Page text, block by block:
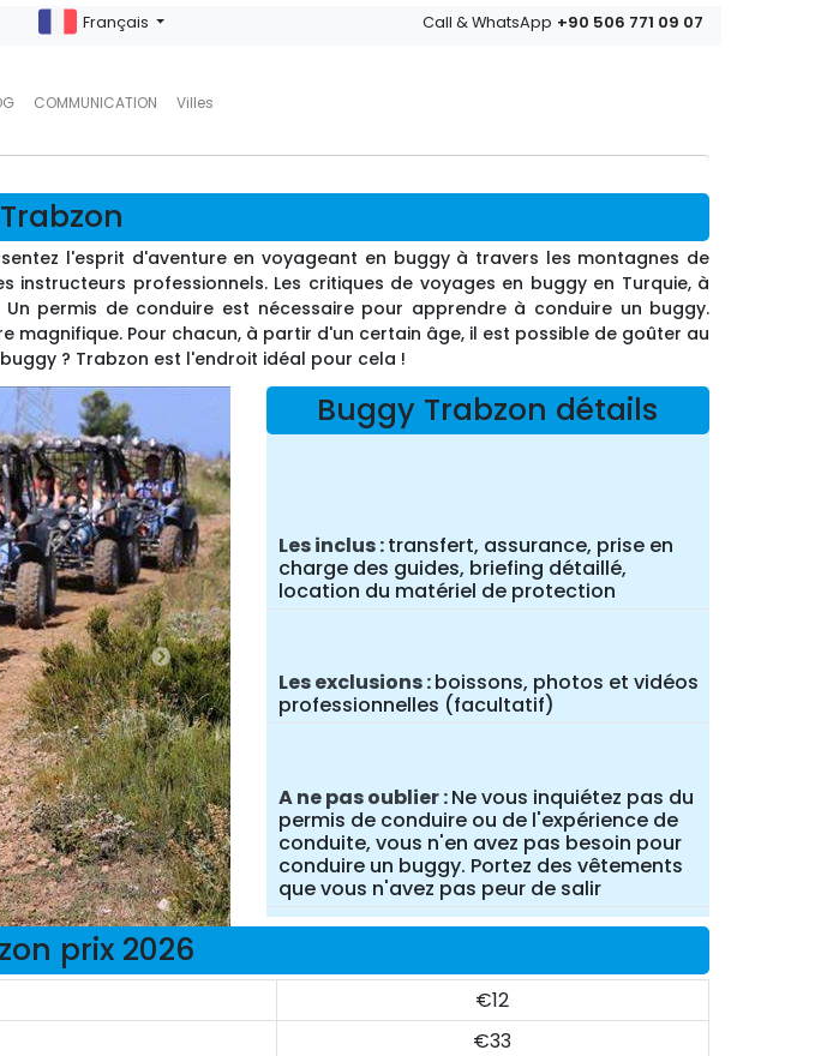
COMMUNICATION Villes
Français Call & WhatsApp +90 506 771 09 07
l'esprit d'aventure en voyageant en buggy à travers les montagnes de
professionnels. Les critiques de voyages en buggy en Turquie, à
permis de conduire est nécessaire pour apprendre à conduire un buggy.
magnifique. Pour chacun, à partir d'un certain âge, il est possible de goûter au
? Trabzon est l'endroit idéal pour cela !
Buggy Trabzon détails
Les inclus transfert, assurance, prise en
charge des guides, briefing détaillé,
location du matériel de protection
Les exclusions boissons, photos et vidéos
professionnelles (facultatif)
A ne pas oublier Ne vous inquiétez pas du
permis de conduire ou de l'expérience de
conduite, vous n'en avez pas besoin pour
conduire un buggy. Portez des vêtements
que vous n'avez pas peur de salir
prix 2026
€12
€33